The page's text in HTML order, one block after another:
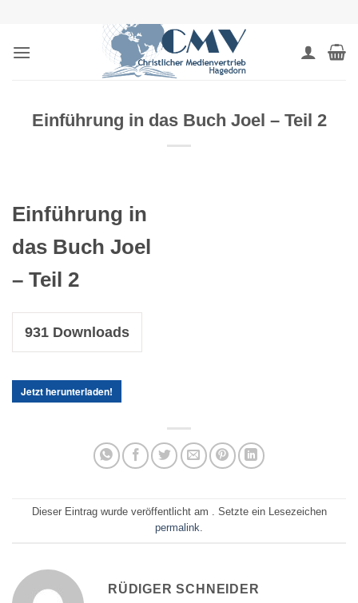
springen
Einführung in das Buch Joel – Teil 2
Einführung in
das Buch Joel
– Teil 2
931 Downloads
Jetzt herunterladen!
Dieser Eintrag wurde veröffentlicht am . Setzte ein Lesezeichen
permalink.
RÜDIGER SCHNEIDER